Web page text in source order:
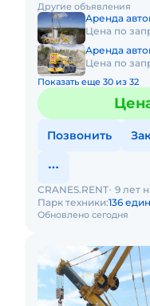
строительства и ремон
Другие объявления
Аренда
Цена по
Аренда
Цена по
Показать еще 30 из 32
Позвонить
Обновлено сегодня
CRANES.RENT 9 лет
Парк техники:136